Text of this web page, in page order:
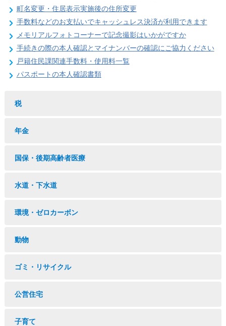
町名変更・住居表示実施後の住所変更
手数料などのお支払いでキャッシュレス決済が利用できます
メモリアルフォトコーナーで記念撮影はいかがですか
手続きの際の本人確認とマイナンバーの確認にご協力ください
戸籍住民課関連手数料・使用料一覧
パスポートの本人確認書類
税
年金
国保・後期高齢者医療
水道・下水道
環境・ゼロカーボン
動物
ゴミ・リサイクル
公営住宅
子育て